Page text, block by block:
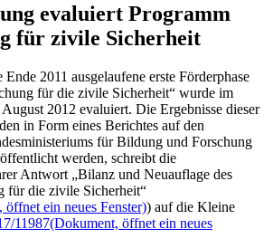
evaluiert Programm
für zivile Sicherheit
2011 ausgelaufene erste Förderphase
für die zivile Sicherheit“ wurde im
2012 evaluiert. Die Ergebnisse dieser
in Form eines Berichtes auf den
für Bildung und Forschung
werden, schreibt die
Antwort „Bilanz und Neuauflage des
für die zivile Sicherheit“
ein neues Fenster)) auf die Kleine
11987(Dokument, öffnet ein neues